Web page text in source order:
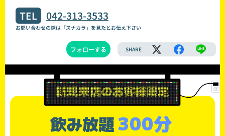
TEL 042-313-3533
お問い合わせの際は「スナカラ」を見たとお伝え下さい
フォローする SHARE
飲み放題300分